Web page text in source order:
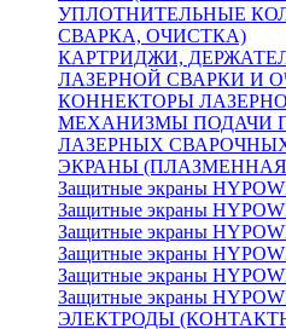
УПЛОТНИТЕЛЬНЫЕ
СВАРКА, ОЧИСТКА)
КАРТРИДЖИ,
ЛАЗЕРНОЙ СВАРКИ И
КОННЕКТОРЫ
МЕХАНИЗМЫ ПОДАЧИ
ЛАЗЕРНЫХ
ЭКРАНЫ (ПЛАЗМЕННАЯ
Защитные экраны
Защитные экраны
Защитные экраны
Защитные экраны
Защитные экраны
Защитные экраны
ЭЛЕКТРОДЫ